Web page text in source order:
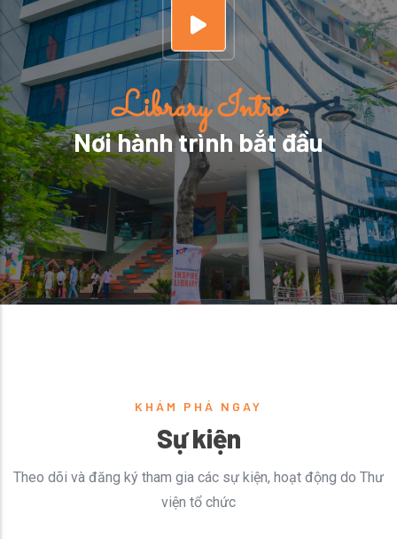
Library Intro
Nơi hành trình bắt đầu
KHÁM PHÁ NGAY
Sự kiện
Theo dõi và đăng ký tham gia các sự kiện, hoạt động do Thư
viện tổ chức